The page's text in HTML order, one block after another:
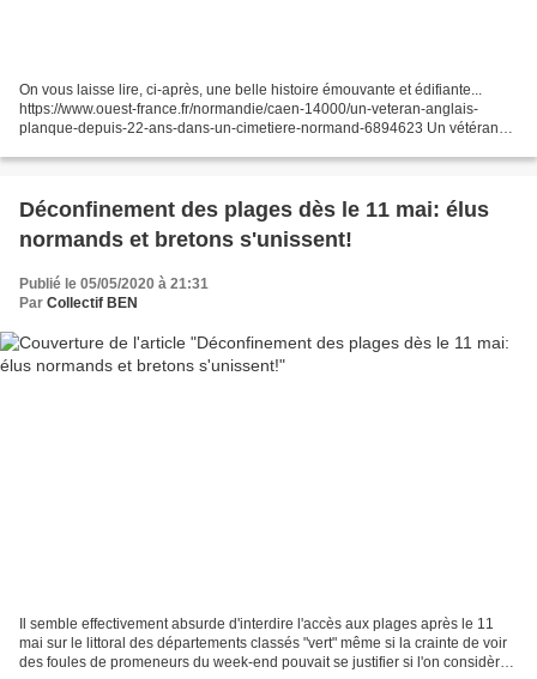
On vous laisse lire, ci-après, une belle histoire émouvante et édifiante...
https://www.ouest-france.fr/normandie/caen-14000/un-veteran-anglais-
planque-depuis-22-ans-dans-un-cimetiere-normand-6894623 Un vétéran
Déconfinement des plages dès le 11 mai: élus
normands et bretons s'unissent!
Publié le 05/05/2020 à 21:31
Par Collectif BEN
Il semble effectivement absurde d'interdire l'accès aux plages après le 11
mai sur le littoral des départements classés "vert" même si la crainte de voir
des foules de promeneurs du week-end pouvait se justifier si l'on considère